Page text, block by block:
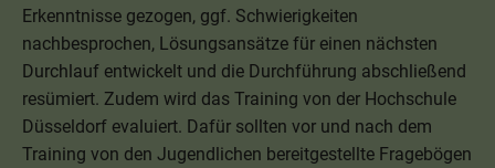
Erkenntnisse gezogen, ggf. Schwierigkeiten
nachbesprochen, Lösungsansätze für einen nächsten
Durchlauf entwickelt und die Durchführung abschließend
resümiert. Zudem wird das Training von der Hochschule
Düsseldorf evaluiert. Dafür sollten vor und nach dem
Training von den Jugendlichen bereitgestellte Fragebögen